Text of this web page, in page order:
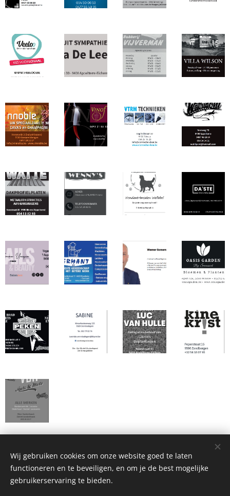
Sint-Cecilia Appelterre-Eichem
Wij gebruiken cookies om onze website goed te laten
functioneren en te beveiligen, en om je de best mogelijke
gebruikerservaring te bieden.